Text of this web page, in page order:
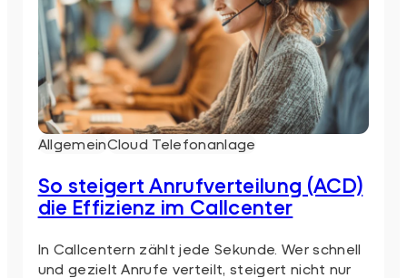
AllgemeinCloud Telefonanlage
So steigert Anrufverteilung (ACD)
die Effizienz im Callcenter
In Callcentern zählt jede Sekunde. Wer schnell
und gezielt Anrufe verteilt, steigert nicht nur